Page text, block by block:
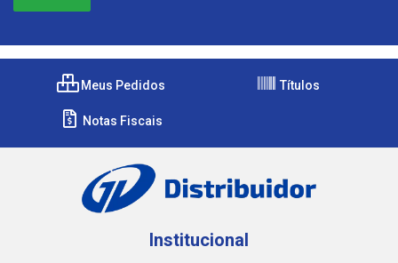
Meus Pedidos Títulos
Notas Fiscais
Institucional